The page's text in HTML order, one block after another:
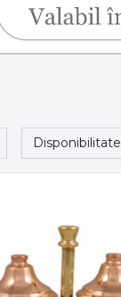
Disponibilitate